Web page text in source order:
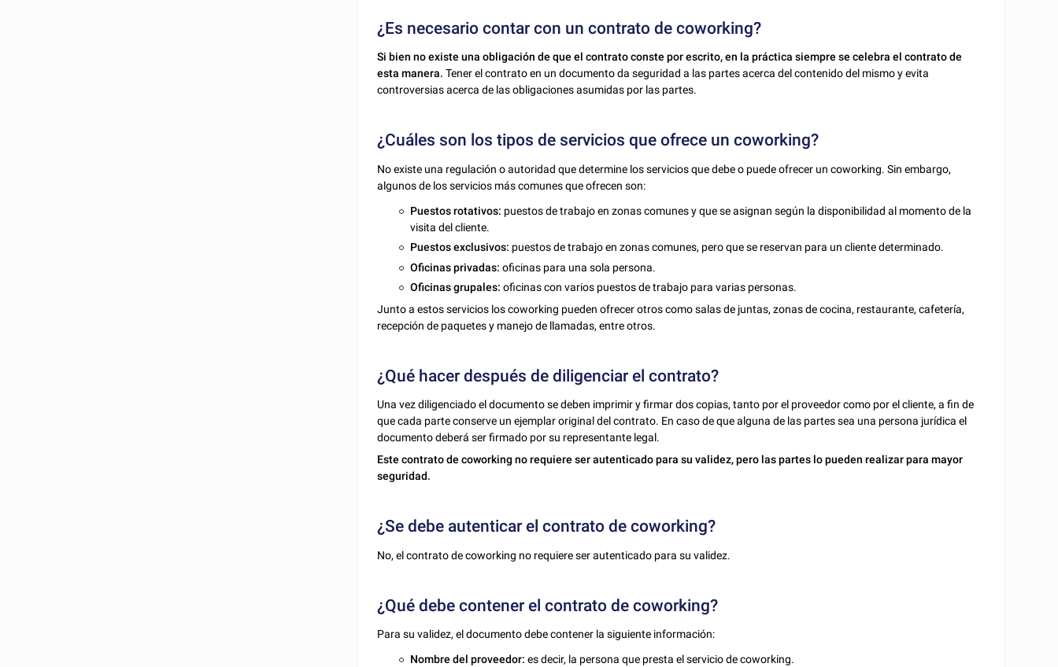
¿Es necesario contar con un contrato de coworking?
Si bien no existe una obligación de que el contrato conste por escrito, en la práctica siempre se celebra el contrato de
esta manera. Tener el contrato en un documento da seguridad a las partes acerca del contenido del mismo y evita
controversias acerca de las obligaciones asumidas por las partes.
¿Cuáles son los tipos de servicios que ofrece un coworking?
No existe una regulación o autoridad que determine los servicios que debe o puede ofrecer un coworking. Sin embargo,
algunos de los servicios más comunes que ofrecen son:
Puestos rotativos: puestos de trabajo en zonas comunes y que se asignan según la disponibilidad al momento de la
visita del cliente.
Puestos exclusivos: puestos de trabajo en zonas comunes, pero que se reservan para un cliente determinado.
Oficinas privadas:oficinas para una sola persona.
Oficinas grupales:oficinas con varios puestos de trabajo para varias personas.
Junto a estos servicios los coworking pueden ofrecer otros como salas de juntas, zonas de cocina, restaurante, cafetería,
recepción de paquetes y manejo de llamadas, entre otros.
¿Qué hacer después de diligenciar el contrato?
Una vez diligenciado el documento se deben imprimir y firmar dos copias, tanto por el proveedor como por el cliente, a fin de
que cada parte conserve un ejemplar original del contrato. En caso de que alguna de las partes sea una persona jurídica el
documento deberá ser firmado por su representante legal.
Este contrato de coworking no requiere ser autenticado para su validez, pero las partes lo pueden realizar para mayor
seguridad.
¿Se debe autenticar el contrato de coworking?
No, el contrato de coworking no requiere ser autenticado para su validez.
¿Qué debe contener el contrato de coworking?
Para su validez, el documento debe contener la siguiente información:
Nombre del proveedor:es decir, la persona que presta el servicio de coworking.